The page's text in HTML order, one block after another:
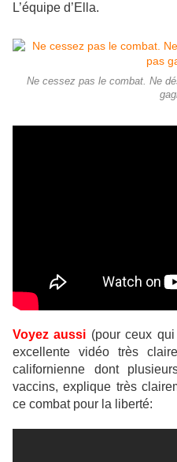
L’équipe d’Ella.
Ne cessez pas le combat. Ne
Voyez aussi (pour ceux
excellente vidéo très
californienne dont
vaccins, explique très
ce combat pour la liberté: